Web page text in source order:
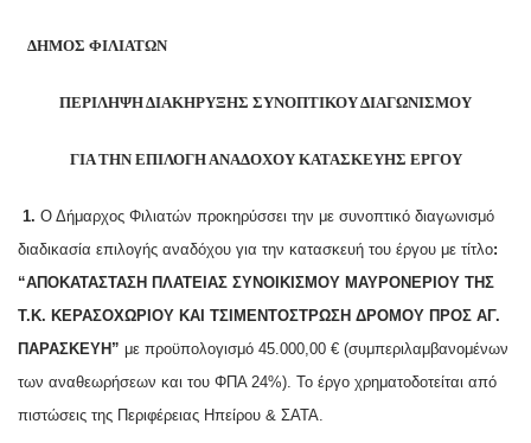
ΔΗΜΟΣ ΦΙΛΙΑΤΩΝ
ΠΕΡΙΛΗΨΗ ΔΙΑΚΗΡΥΞΗΣ ΣΥΝΟΠΤΙΚΟΥ ΔΙΑΓΩΝΙΣΜΟΥ
ΓΙΑ ΤΗΝ ΕΠΙΛΟΓΗ ΑΝΑΔΟΧΟΥ ΚΑΤΑΣΚΕΥΗΣ ΕΡΓΟΥ
1. Ο Δήμαρχος Φιλιατών προκηρύσσει την με συνοπτικό διαγωνισμό
διαδικασία επιλογής αναδόχου για την κατασκευή του έργου με τίτλο:
“ΑΠΟΚΑΤΑΣΤΑΣΗ ΠΛΑΤΕΊΑΣ ΣΥΝΟΙΚΙΣΜΟΎ ΜΑΥΡΟΝΕΡΊΟΥ ΤΗΣ
Τ.Κ. ΚΕΡΑΣΟΧΩΡΊΟΥ ΚΑΙ ΤΣΙΜΕΝΤΌΣΤΡΩΣΗ ΔΡΌΜΟΥ ΠΡΟΣ ΑΓ.
ΠΑΡΑΣΚΕΥΉ” με προϋπολογισμό 45.000,00 € (συμπεριλαμβανομένων
των αναθεωρήσεων και του ΦΠΑ 24%). Το έργο χρηματοδοτείται από
πιστώσεις της Περιφέρειας Ηπείρου & ΣΑΤΑ.